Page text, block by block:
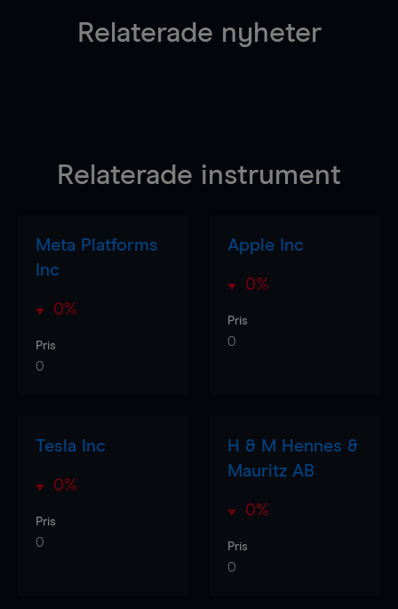
Relaterade nyheter
Relaterade instrument
Meta Platforms
Inc
0%
Pris
0
Apple Inc
0%
Pris
0
Tesla Inc
0%
Pris
0
H & M Hennes &
Mauritz AB
0%
Pris
0